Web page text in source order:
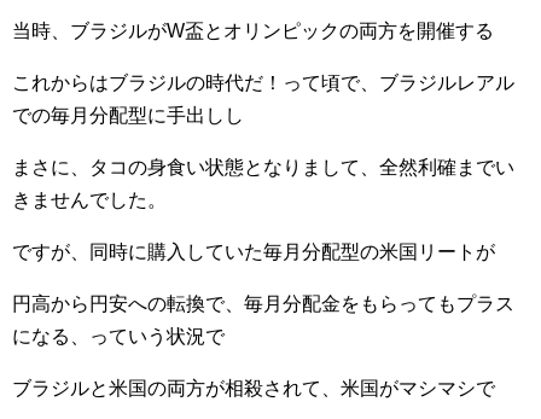
当時、ブラジルがW盃とオリンピックの両方を開催する
これからはブラジルの時代だ！って頃で、ブラジルレアル
での毎月分配型に手出しし
まさに、タコの身食い状態となりまして、全然利確までい
きませんでした。
ですが、同時に購入していた毎月分配型の米国リートが
円高から円安への転換で、毎月分配金をもらってもプラス
になる、っていう状況で
ブラジルと米国の両方が相殺されて、米国がマシマシで